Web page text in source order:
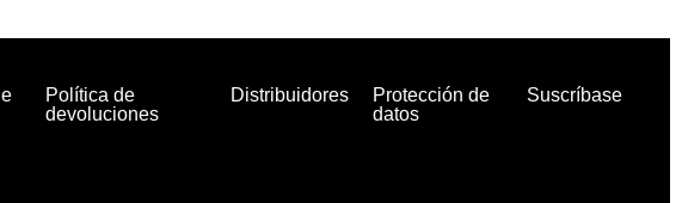
Política de
devoluciones
Distribuidores
Protección de
datos
Suscríbase